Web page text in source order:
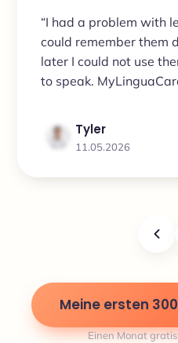
“I had a problem with
could remember them
later I could not use
to speak.
the words come to my
Tyler
11.05.2026
Meine ersten
Einen Monat